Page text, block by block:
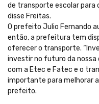
de transporte escolar para
disse Freitas.
O prefeito Julio Fernando
então, a prefeitura tem
oferecer o transporte.
investir no futuro da nossa
com a Etec e Fatec e o
importante para melhorar a
prefeito.